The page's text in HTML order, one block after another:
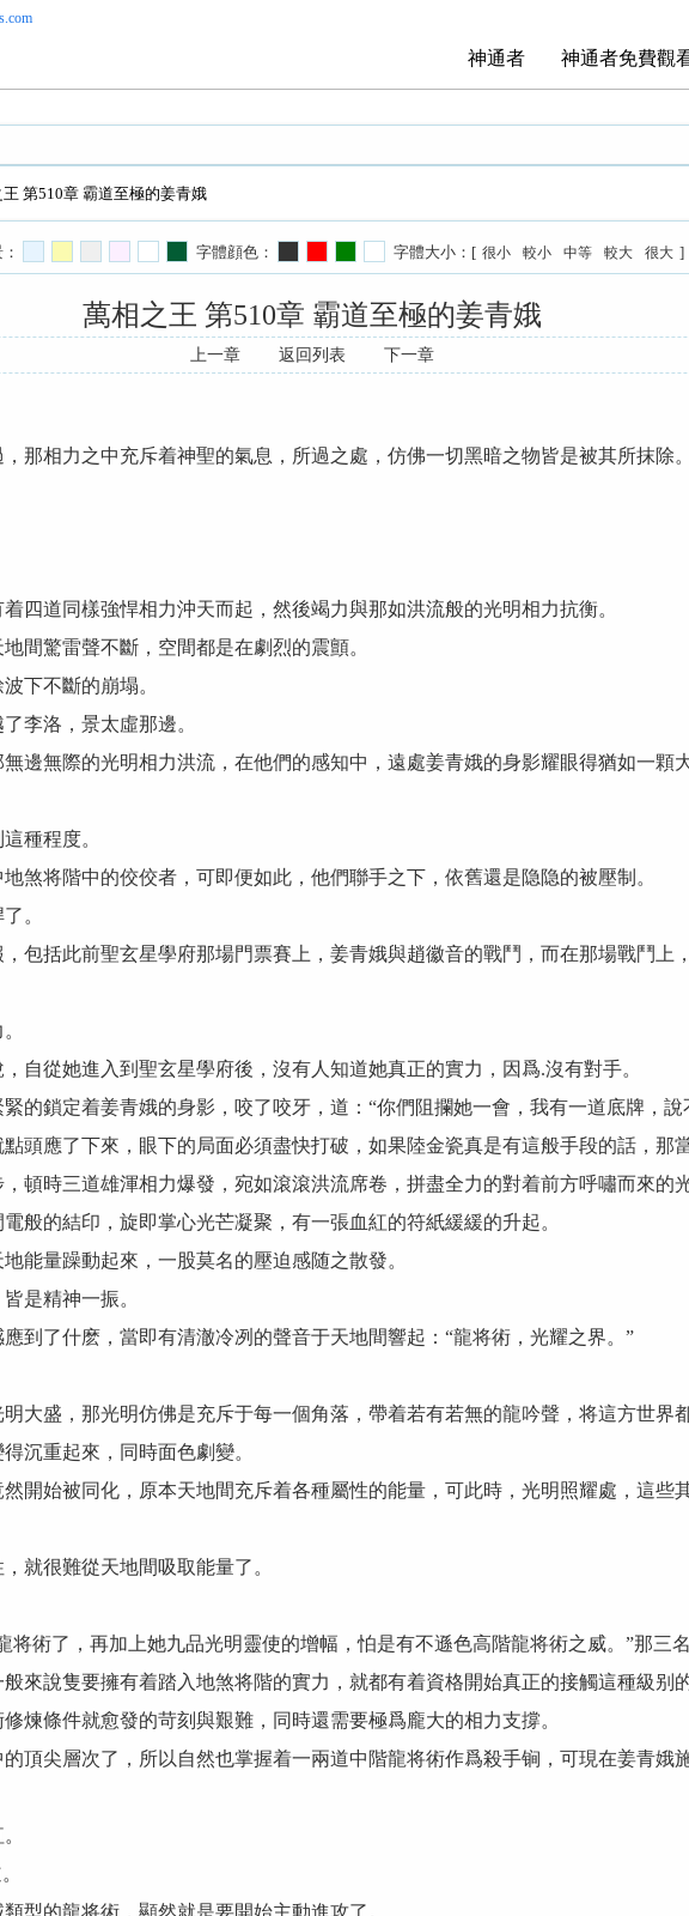
神通者 神通者免費觀
第510章 霸道至極的姜青娥
字體顔色： 字體大小：[ 很小 較小 中等 較大 很大 ]
萬相之王 第510章 霸道至極的姜青娥
上一章 返回列表 下一章
相力之中充斥着神聖的氣息，所過之處，仿佛一切黑暗之物皆是被其所抹除。
道同樣強悍相力沖天而起，然後竭力與那如洪流般的光明相力抗衡。
驚雷聲不斷，空間都是在劇烈的震顫。
下不斷的崩塌。
李洛，景太虛那邊。
無際的光明相力洪流，在他們的感知中，遠處姜青娥的身影耀眼得猶如一顆
種程度。
将階中的佼佼者，可即便如此，他們聯手之下，依舊還是隐隐的被壓制。
。
括此前聖玄星學府那場門票賽上，姜青娥與趙徽音的戰鬥，而在那場戰鬥上
從她進入到聖玄星學府後，沒有人知道她真正的實力，因爲.沒有對手。
鎖定着姜青娥的身影，咬了咬牙，道：“你們阻攔她一會，我有一道底牌，說
應了下來，眼下的局面必須盡快打破，如果陸金瓷真是有這般手段的話，那當
時三道雄渾相力爆發，宛如滾滾洪流席卷，拼盡全力的對着前方呼嘯而來的光
的結印，旋即掌心光芒凝聚，有一張血紅的符紙緩緩的升起。
量躁動起來，一股莫名的壓迫感随之散發。
是精神一振。
了什麽，當即有清澈冷冽的聲音于天地間響起：“龍将術，光耀之界。”
盛，那光明仿佛是充斥于每一個角落，帶着若有若無的龍吟聲，将這方世界都
重起來，同時面色劇變。
始被同化，原本天地間充斥着各種屬性的能量，可此時，光明照耀處，這些
很難從天地間吸取能量了。
了，再加上她九品光明靈使的增幅，怕是有不遜色高階龍将術之威。”那三名
說隻要擁有着踏入地煞将階的實力，就都有着資格開始真正的接觸這種級别
煉條件就愈發的苛刻與艱難，同時還需要極爲龐大的相力支撐。
尖層次了，所以自然也掌握着一兩道中階龍将術作爲殺手锏，可現在姜青娥